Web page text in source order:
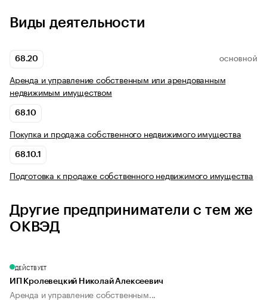
Виды деятельности
68.20 ОСНОВНОЙ
Аренда и управление собственным или арендованным
недвижимым имуществом
68.10
Покупка и продажа собственного недвижимого имущества
68.10.1
Подготовка к продаже собственного недвижимого имущества
Другие предприниматели с тем же
ОКВЭД
ДЕЙСТВУЕТ
ИП Кролевецкий Николай Алексеевич
Аренда и управление собственным...